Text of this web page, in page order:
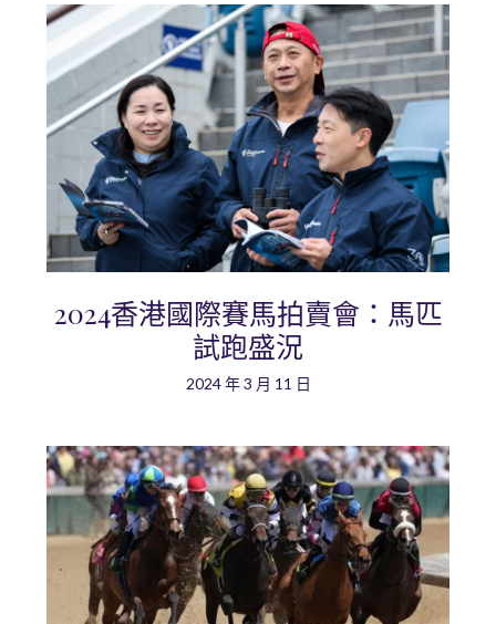
2024香港國際賽馬拍賣會：馬匹
試跑盛況
2024 年 3 月 11 日